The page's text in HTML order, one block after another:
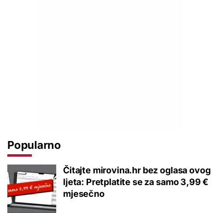
Popularno
Čitajte mirovina.hr bez oglasa ovog
ljeta: Pretplatite se za samo 3,99 €
mjesečno